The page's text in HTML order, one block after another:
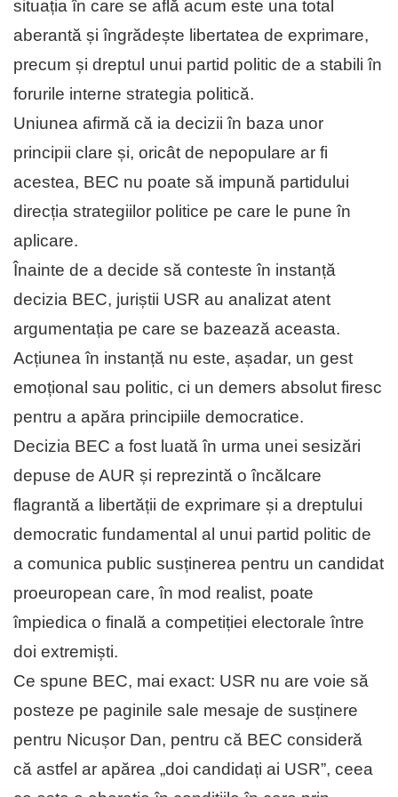
situația în care se află acum este una total
aberantă și îngrădește libertatea de exprimare,
precum și dreptul unui partid politic de a stabili în
forurile interne strategia politică.
Uniunea afirmă că ia decizii în baza unor
principii clare și, oricât de nepopulare ar fi
acestea, BEC nu poate să impună partidului
direcția strategiilor politice pe care le pune în
aplicare.
Înainte de a decide să conteste în instanță
decizia BEC, juriștii USR au analizat atent
argumentația pe care se bazează aceasta.
Acțiunea în instanță nu este, așadar, un gest
emoțional sau politic, ci un demers absolut firesc
pentru a apăra principiile democratice.
Decizia BEC a fost luată în urma unei sesizări
depuse de AUR și reprezintă o încălcare
flagrantă a libertății de exprimare și a dreptului
democratic fundamental al unui partid politic de
a comunica public susținerea pentru un candidat
proeuropean care, în mod realist, poate
împiedica o finală a competiției electorale între
doi extremiști.
Ce spune BEC, mai exact: USR nu are voie să
posteze pe paginile sale mesaje de susținere
pentru Nicușor Dan, pentru că BEC consideră
că astfel ar apărea „doi candidați ai USR”, ceea